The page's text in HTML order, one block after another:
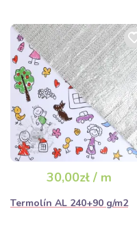
30,00zł / m
Termolín AL 240+90 g/m2